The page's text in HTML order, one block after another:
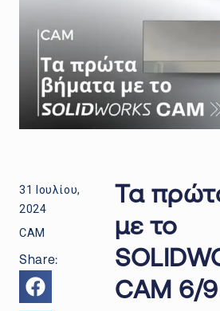
31 Ιουλίου,
2024
CAM
Share:
Τα
με το
CAM 6/9